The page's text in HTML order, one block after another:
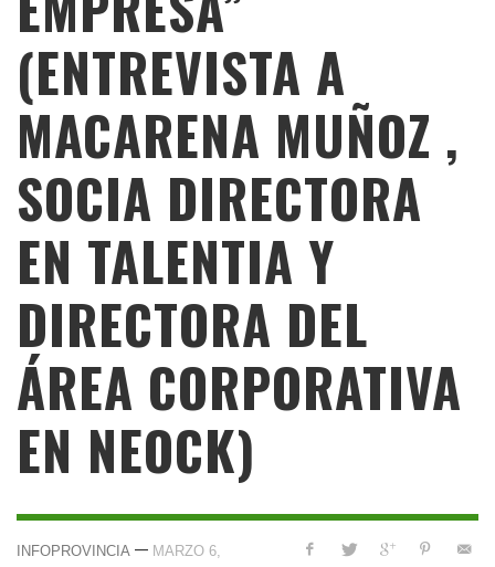
(ENTREVISTA A
MACARENA MUÑOZ ,
SOCIA DIRECTORA
EN TALENTIA Y
DIRECTORA DEL
ÁREA CORPORATIVA
EN NEOCK)
INFOPROVINCIA — MARZO 6,